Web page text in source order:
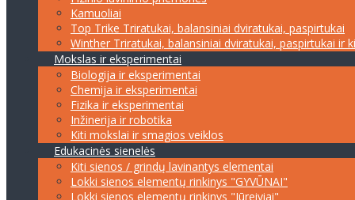
Kamuoliai
Top Trike Triratukai, balansiniai dviratukai, paspirtukai
Winther Triratukai, balansiniai dviratukai, paspirtukai ir
Mokslas ir eksperimentai
Biologija ir eksperimentai
Chemija ir eksperimentai
Fizika ir eksperimentai
Inžinerija ir robotika
Kiti mokslai ir smagios veiklos
Edukacinės sienelės
Kiti sienos / grindų lavinantys elementai
Lokki sienos elementų rinkinys "GYVŪNAI"
Lokki sienos elementų rinkinys "Jūreiviai"